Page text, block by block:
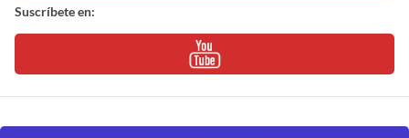
Suscríbete en: